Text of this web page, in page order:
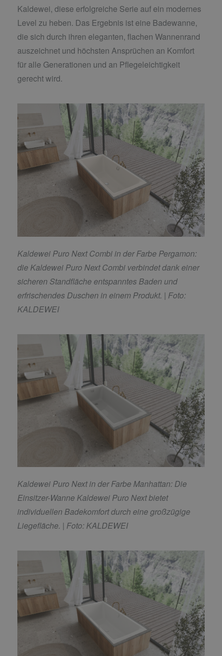
Kaldewei, diese erfolgreiche Serie auf ein modernes
Level zu heben. Das Ergebnis ist eine Badewanne,
die sich durch ihren eleganten, flachen Wannenrand
auszeichnet und höchsten Ansprüchen an Komfort
für alle Generationen und an Pflegeleichtigkeit
gerecht wird.
Kaldewei Puro Next Combi in der Farbe Pergamon:
die Kaldewei Puro Next Combi verbindet dank einer
sicheren Standfläche entspanntes Baden und
erfrischendes Duschen in einem Produkt. | Foto:
KALDEWEI
Kaldewei Puro Next in der Farbe Manhattan: Die
Einsitzer-Wanne Kaldewei Puro Next bietet
individuellen Badekomfort durch eine großzügige
Liegefläche. | Foto: KALDEWEI